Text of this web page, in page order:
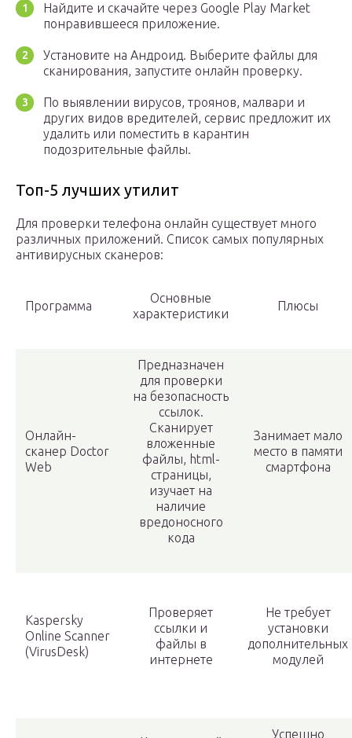
Найдите и скачайте через Google Play Market
понравившееся приложение.
Установите на Андроид. Выберите файлы для
сканирования, запустите онлайн проверку.
По выявлении вирусов, троянов, малвари и
других видов вредителей, сервис предложит их
удалить или поместить в карантин
подозрительные файлы.
Топ-5 лучших утилит
Для проверки телефона онлайн существует много
различных приложений. Список самых популярных
антивирусных сканеров:
Программа
Основные
характеристики
Плюсы
Онлайн-
сканер Doctor
Web
Предназначен
для проверки
на безопасность
ссылок.
Сканирует
вложенные
файлы, html-
страницы,
изучает на
наличие
вредоносного
кода
Занимает мало
место в памяти
смартфона
Kaspersky
Online Scanner
(VirusDesk)
Проверяет
ссылки и
файлы в
интернете
Не требует
установки
дополнительных
модулей
Успешно